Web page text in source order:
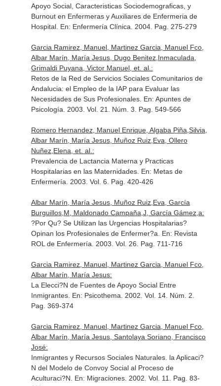
Apoyo Social, Caracteristicas Sociodemograficas, y
Burnout en Enfermeras y Auxiliares de Enfermeria de
Hospital. En: Enfermería Clínica . 2004. Pag. 275-279
Garcia Ramirez, Manuel, Martinez Garcia, Manuel Fco,
Albar Marín, María Jesus, Dugo Benitez,Inmaculada,
Grimaldi Puyana, Victor Manuel, et. al.:
Retos de la Red de Servicios Sociales Comunitarios de
Andalucia: el Empleo de la IAP para Evaluar las
Necesidades de Sus Profesionales. En: Apuntes de
Psicología . 2003. Vol. 21. Núm. 3. Pag. 549-566
Romero Hernandez, Manuel Enrique, Algaba Piña,Silvia,
Albar Marín, María Jesus, Muñoz Ruiz,Eva, Ollero
Nuñez,Elena, et. al.:
Prevalencia de Lactancia Materna y Practicas
Hospitalarias en las Maternidades. En: Metas de
Enfermería . 2003. Vol. 6. Pag. 420-426
Albar Marín, María Jesus, Muñoz Ruiz,Eva, García
Burguillos,M, Maldonado Campaña,J, García Gámez,a:
?Por Qu? Se Utilizan las Urgencias Hospitalarias?
Opinan los Profesionales de Enfermer?a. En: Revista
ROL de Enfermería . 2003. Vol. 26. Pag. 711-716
Garcia Ramirez, Manuel, Martinez Garcia, Manuel Fco,
Albar Marín, María Jesus:
La Elecci?N de Fuentes de Apoyo Social Entre
Inmigrantes. En: Psicothema . 2002. Vol. 14. Núm. 2.
Pag. 369-374
Garcia Ramirez, Manuel, Martinez Garcia, Manuel Fco,
Albar Marín, María Jesus, Santolaya Soriano, Francisco
José:
Inmigrantes y Recursos Sociales Naturales. la Aplicaci?
N del Modelo de Convoy Social al Proceso de
Aculturaci?N. En: Migraciones. 2002. Vol. 11. Pag. 83-